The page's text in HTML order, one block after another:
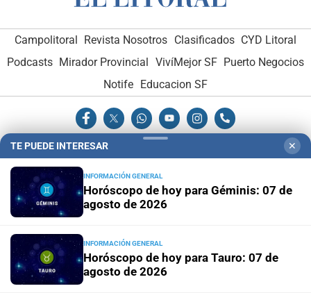
Campolitoral Revista Nosotros Clasificados CYD Litoral
Podcasts Mirador Provincial VivíMejor SF Puerto Negocios
Notife
Educacion SF
Hemeroteca Digital (1930-1979)- Receptorías de avisos-
Administración y Publicidad-Elementos institucionales
El Litoral es miembro de:
TE PUEDE INTERESAR ✕
INFORMACIÓN GENERAL
Horóscopo de hoy para Géminis: 07 de
agosto de 2026
INFORMACIÓN GENERAL
Horóscopo de hoy para Tauro: 07 de
agosto de 2026